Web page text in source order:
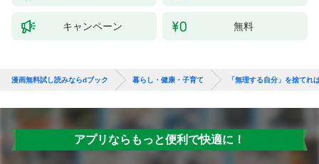
キャンペーン 無料
漫画無料試し読みならdブック 暮らし・健康・子育て 「無理する自分」を捨てれ
アプリならもっと便利で快適に！